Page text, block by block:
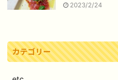
2023/2/24
カテゴリー